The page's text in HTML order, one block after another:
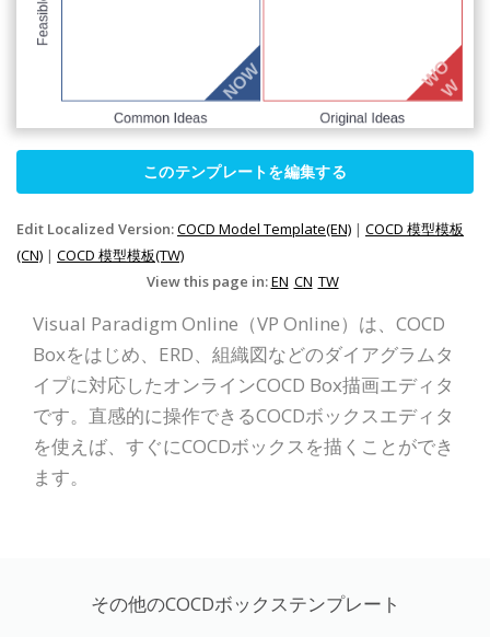
このテンプレートを編集する
Edit Localized Version:COCD Model Template(EN) | COCD 模型模板
(CN) | COCD 模型模板(TW)
View this page in:EN CN TW
Visual Paradigm Online（VP Online）は、COCD
Boxをはじめ、ERD、組織図などのダイアグラムタ
イプに対応したオンラインCOCD Box描画エディタ
です。直感的に操作できるCOCDボックスエディタ
を使えば、すぐにCOCDボックスを描くことができ
ます。
その他のCOCDボックステンプレート